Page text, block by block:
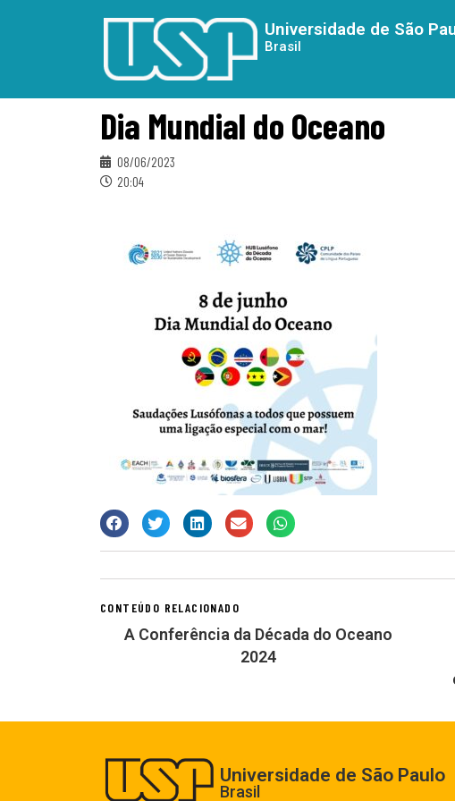
Universidade de São
Brasil
Dia Mundial do Oceano
08/06/2023
20:04
CONTEÚDO RELACIONADO
A Conferência da Década do Oceano
2024
Universidade de São Paulo
Brasil